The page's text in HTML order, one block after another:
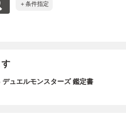
＋条件指定
ュエルモンスターズ 鑑定書